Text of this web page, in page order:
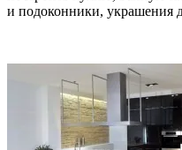
и подоконники, украшения